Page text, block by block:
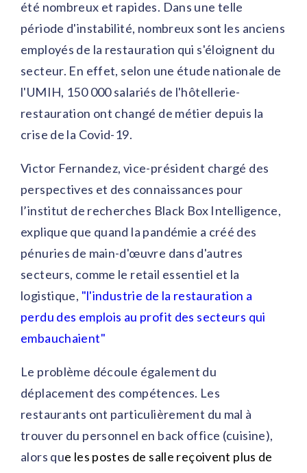
été nombreux et rapides. Dans une telle
période d'instabilité, nombreux sont les anciens
employés de la restauration qui s'éloignent du
secteur. En effet, selon une étude nationale de
l'UMIH, 150 000 salariés de l'hôtellerie-
restauration ont changé de métier depuis la
crise de la Covid-19.
Victor Fernandez, vice-président chargé des
perspectives et des connaissances pour
l’institut de recherches Black Box Intelligence,
explique que quand la pandémie a créé des
pénuries de main-d'œuvre dans d'autres
secteurs, comme le retail essentiel et la
logistique, "l'industrie de la restauration a
perdu des emplois au profit des secteurs qui
embauchaient"
Le problème découle également du
déplacement des compétences. Les
restaurants ont particulièrement du mal à
trouver du personnel en back office (cuisine),
alors que les postes de salle reçoivent plus de